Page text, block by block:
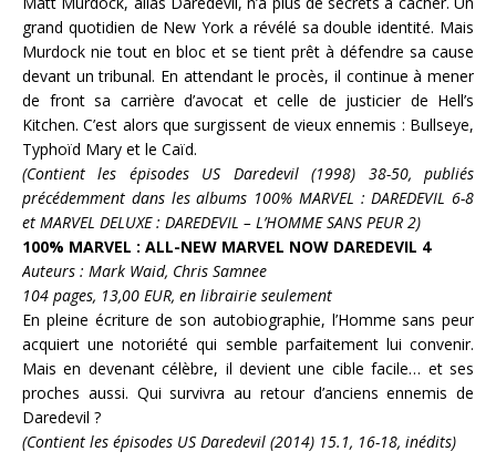
grand quotidien de New York a révélé sa double identité. Mais
Murdock nie tout en bloc et se tient prêt à défendre sa cause
devant un tribunal. En attendant le procès, il continue à mener
de front sa carrière d’avocat et celle de justicier de Hell’s
Kitchen. C’est alors que surgissent de vieux ennemis : Bullseye,
Typhoïd Mary et le Caïd.
(Contient les épisodes US Daredevil (1998) 38-50, publiés
précédemment dans les albums 100% MARVEL : DAREDEVIL 6-8
et MARVEL DELUXE : DAREDEVIL – L’HOMME SANS PEUR 2)
100% MARVEL : ALL-NEW MARVEL NOW DAREDEVIL 4
Auteurs : Mark Waid, Chris Samnee
104 pages, 13,00 EUR, en librairie seulement
En pleine écriture de son autobiographie, l’Homme sans peur
acquiert une notoriété qui semble parfaitement lui convenir.
Mais en devenant célèbre, il devient une cible facile… et ses
proches aussi. Qui survivra au retour d’anciens ennemis de
Daredevil ?
(Contient les épisodes US Daredevil (2014) 15.1, 16-18, inédits)